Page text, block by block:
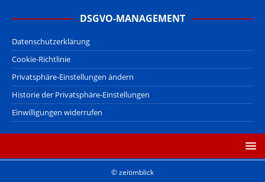
DSGVO-MANAGEMENT
Datenschutzerklärung
Cookie-Richtlinie
Privatsphäre-Einstellungen ändern
Historie der Privatsphäre-Einstellungen
Einwilligungen widerrufen
© zeitimblick